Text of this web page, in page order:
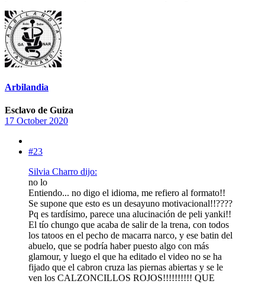
Arbilandia
Esclavo de Guiza
17 October 2020
#23
Silvia Charro dijo:
no lo
Entiendo... no digo el idioma, me refiero al formato!!
Se supone que esto es un desayuno motivacional!!????
Pq es tardísimo, parece una alucinación de peli yanki!!
El tío chungo que acaba de salir de la trena, con todos
los tatoos en el pecho de macarra narco, y ese batin del
abuelo, que se podría haber puesto algo con más
glamour, y luego el que ha editado el video no se ha
fijado que el cabron cruza las piernas abiertas y se le
ven los CALZONCILLOS ROJOS!!!!!!!!!! QUE